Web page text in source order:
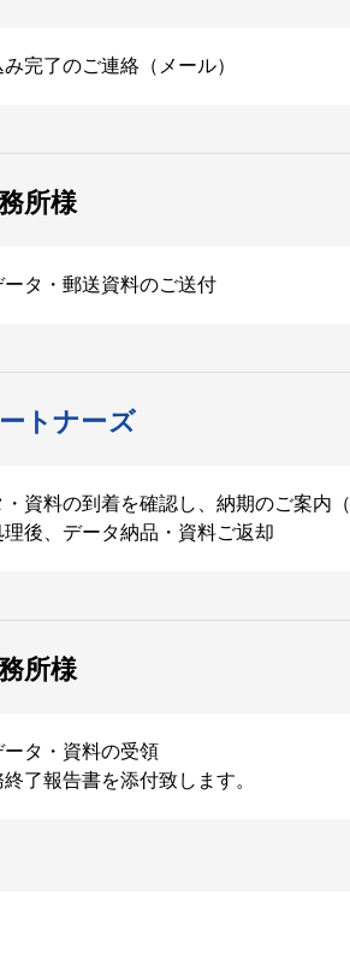
完了のご連絡（メール）
所様
ータ・郵送資料のご送付
トナーズ
・資料の到着を確認し、納期のご案内（
理後、データ納品・資料ご返却
所様
ータ・資料の受領
了報告書を添付致します。